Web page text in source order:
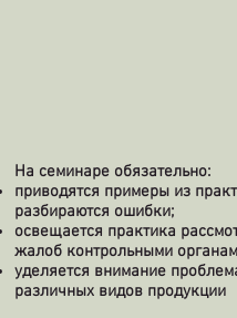
На семинаре обязательно:
приводятся примеры из
разбираются ошибки;
освещается практика
жалоб контрольными
уделяется внимание
различных видов продукции